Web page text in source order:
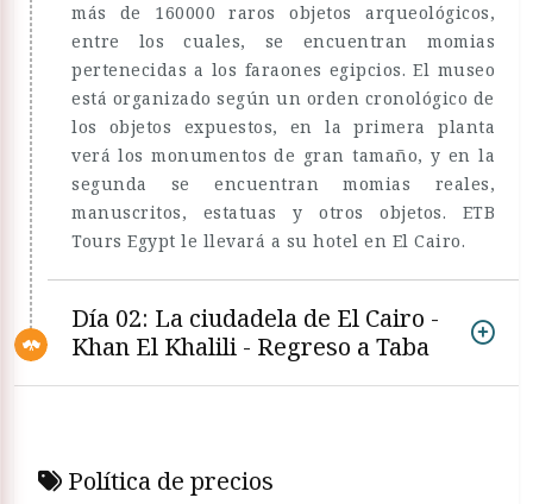
más de 160000 raros objetos arqueológicos,
entre los cuales, se encuentran momias
pertenecidas a los faraones egipcios. El museo
está organizado según un orden cronológico de
los objetos expuestos, en la primera planta
verá los monumentos de gran tamaño, y en la
segunda se encuentran momias reales,
manuscritos, estatuas y otros objetos. ETB
Tours Egypt le llevará a su hotel en El Cairo.
Día 02: La ciudadela de El Cairo -
Khan El Khalili - Regreso a Taba
Política de precios